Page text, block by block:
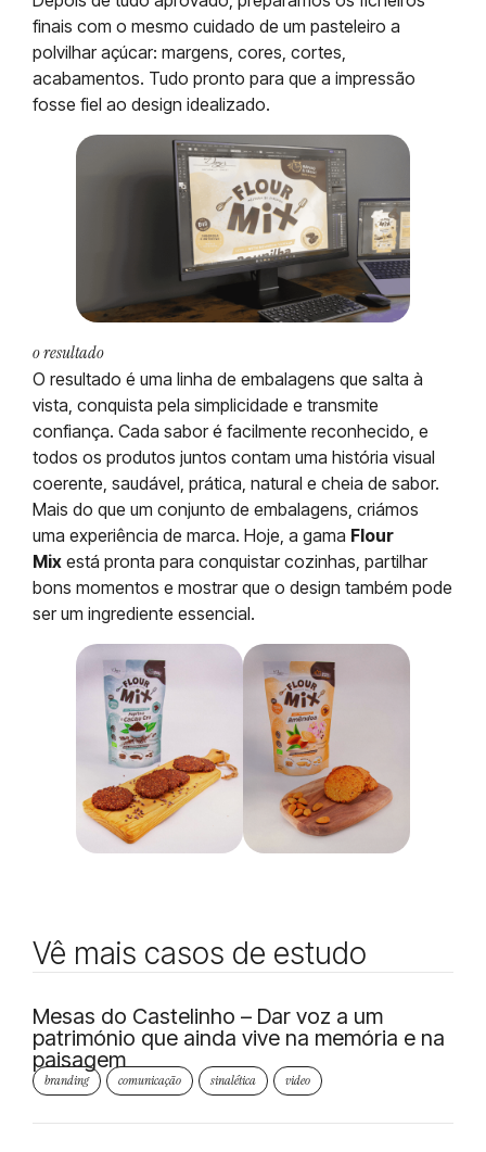
finais com o mesmo cuidado de um pasteleiro a
polvilhar açúcar: margens, cores, cortes,
acabamentos. Tudo pronto para que a impressão
fosse fiel ao design idealizado.
o resultado
O resultado é uma linha de embalagens que salta à
vista, conquista pela simplicidade e transmite
confiança. Cada sabor é facilmente reconhecido, e
todos os produtos juntos contam uma história visual
coerente, saudável, prática, natural e cheia de sabor.
Mais do que um conjunto de embalagens, criámos
uma experiência de marca. Hoje, a gama Flour
Mix está pronta para conquistar cozinhas, partilhar
bons momentos e mostrar que o design também pode
ser um ingrediente essencial.
Vê mais casos de estudo
Mesas do Castelinho – Dar voz a um
património que ainda vive na memória e na
paisagem
branding comunicação sinalética video